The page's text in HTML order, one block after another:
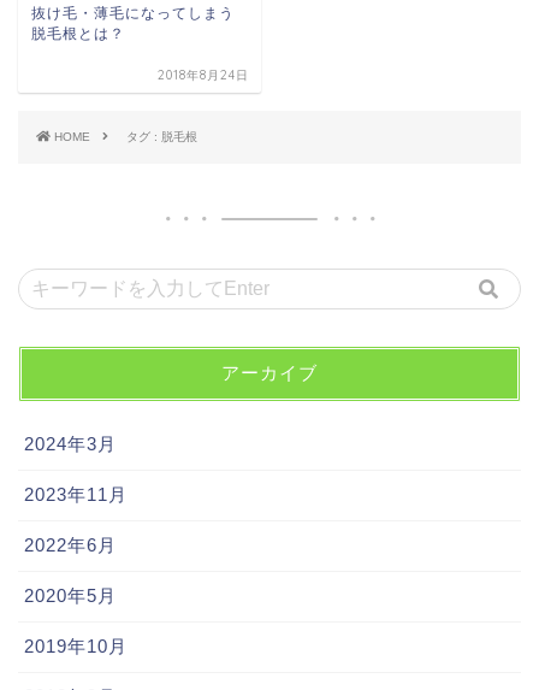
抜け毛・薄毛になってしまう
脱毛根とは？
2018年8月24日
HOME タグ : 脱毛根
アーカイブ
2024年3月
2023年11月
2022年6月
2020年5月
2019年10月